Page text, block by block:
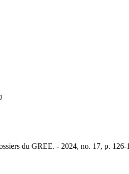
du GREE. - 2024, no. 17, p. 126-